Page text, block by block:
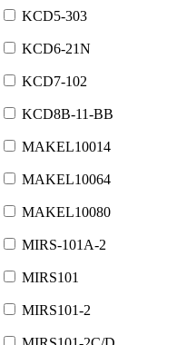
KCD5-303
KCD6-21N
KCD7-102
KCD8B-11-BB
MAKEL10014
MAKEL10064
MAKEL10080
MIRS-101A-2
MIRS101
MIRS101-2